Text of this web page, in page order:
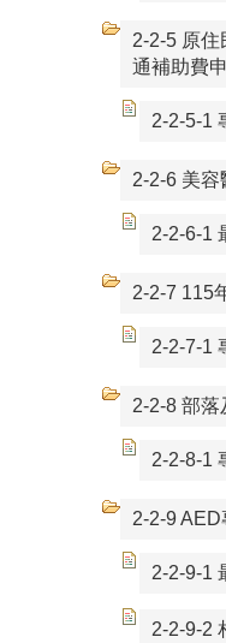
2-2-5 原
通補助費
2-2-5-1
2-2-6 美容
2-2-6-1
2-2-7 115
2-2-7-1
2-2-8 部
2-2-8-1
2-2-9 AED
2-2-9-1
2-2-9-2